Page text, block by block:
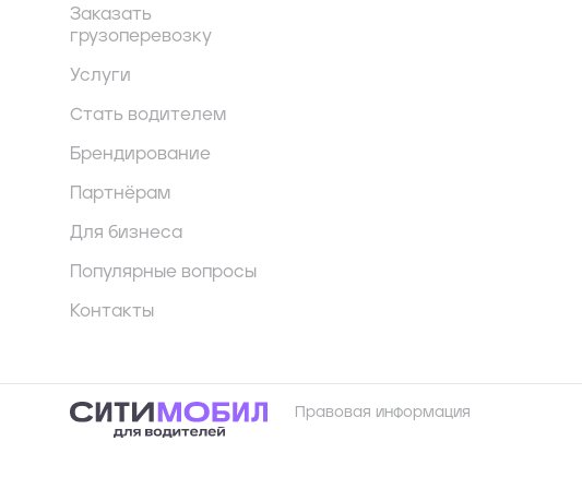
Заказать
грузоперевозку
Услуги
Стать водителем
Брендирование
Партнёрам
Для бизнеса
Популярные вопросы
Контакты
Правовая информация